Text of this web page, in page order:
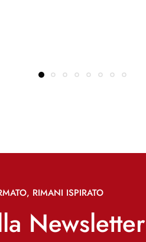
RIMANI ISPIRATO
Newsletter